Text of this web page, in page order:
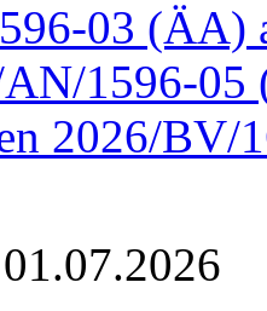
03 (ÄA)
1596-05
2026/BV/